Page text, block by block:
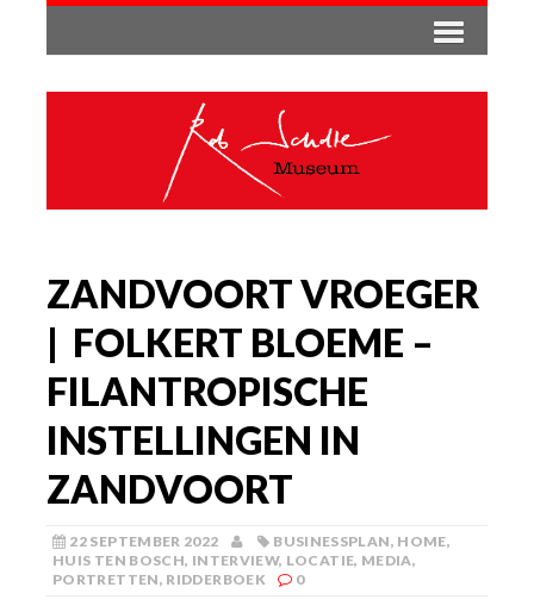
ZANDVOORT VROEGER
| FOLKERT BLOEME –
FILANTROPISCHE
INSTELLINGEN IN
ZANDVOORT
22 SEPTEMBER 2022 BUSINESSPLAN, HOME,
HUIS TEN BOSCH, INTERVIEW, LOCATIE, MEDIA,
PORTRETTEN, RIDDERBOEK 0